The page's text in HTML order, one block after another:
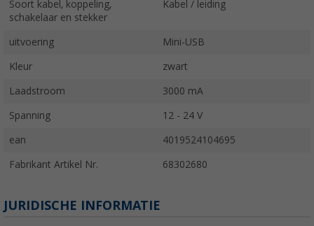
Soort kabel, koppeling,
schakelaar en stekker
Kabel / leiding
uitvoering Mini-USB
Kleur zwart
Laadstroom 3000 mA
Spanning 12 - 24 V
ean 4019524104695
Fabrikant Artikel Nr. 68302680
JURIDISCHE INFORMATIE